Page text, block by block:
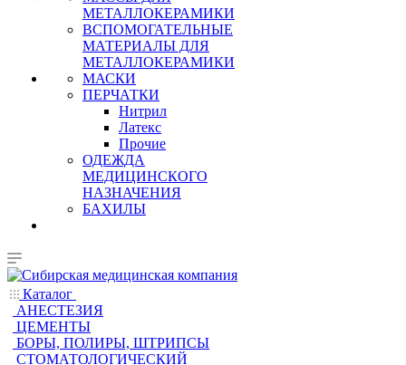
МЕТАЛЛОКЕРАМИКИ
ВСПОМОГАТЕЛЬНЫЕ
МАТЕРИАЛЫ ДЛЯ
МЕТАЛЛОКЕРАМИКИ
МАСКИ
ПЕРЧАТКИ
Нитрил
Латекс
Прочие
ОДЕЖДА
МЕДИЦИНСКОГО
НАЗНАЧЕНИЯ
БАХИЛЫ
Каталог
АНЕСТЕЗИЯ
ЦЕМЕНТЫ
БОРЫ, ПОЛИРЫ, ШТРИПСЫ
СТОМАТОЛОГИЧЕСКИЙ